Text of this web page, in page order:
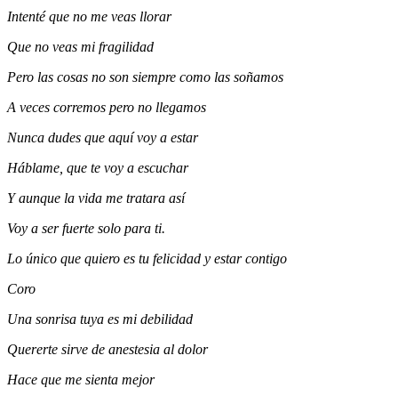
Intenté que no me veas llorar
Que no veas mi fragilidad
Pero las cosas no son siempre como las soñamos
A veces corremos pero no llegamos
Nunca dudes que aquí voy a estar
Háblame, que te voy a escuchar
Y aunque la vida me tratara así
Voy a ser fuerte solo para ti.
Lo único que quiero es tu felicidad y еstar contigo
Coro
Una sonrisa tuya es mi debilidad
Querеrte sirve de anestesia al dolor
Hace que me sienta mejor